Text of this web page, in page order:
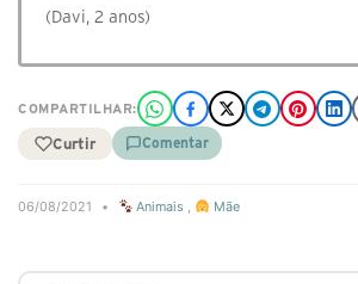
(Davi, 2 anos)
COMPARTILHAR:
Curtir Comentar
06/08/2021 • Animais , Mãe